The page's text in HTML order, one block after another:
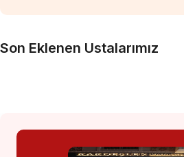
Son Eklenen Ustalarımız